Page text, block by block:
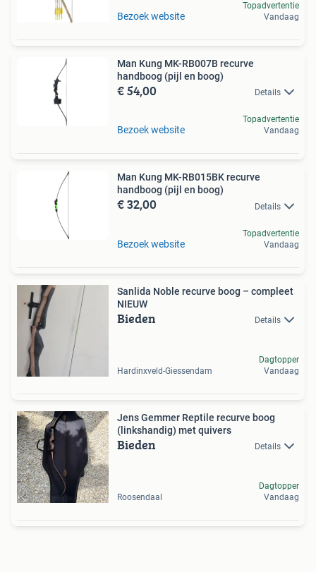
Bezoek website
Topadvertentie
Vandaag
Man Kung MK-RB007B recurve
handboog (pijl en boog)
€ 54,00 Details
Bezoek website
Topadvertentie
Vandaag
Man Kung MK-RB015BK recurve
handboog (pijl en boog)
€ 32,00 Details
Bezoek website
Topadvertentie
Vandaag
Sanlida Noble recurve boog – compleet
NIEUW
Bieden Details
Hardinxveld-Giessendam
Dagtopper
Vandaag
Jens Gemmer Reptile recurve boog
(linkshandig) met quivers
Bieden Details
Roosendaal
Dagtopper
Vandaag